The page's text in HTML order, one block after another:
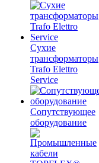
Сухие
трансформаторы
Trafo Elettro
Service
Сопутствующее
оборудование